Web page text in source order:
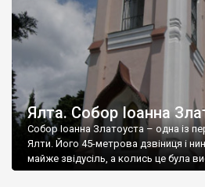
Ялта. Собор Іоанна
Собор Іоанна Златоуста – одна із
Ялти. Його 45-метрова дзвіниця і
майже звідусіль, а колись це була